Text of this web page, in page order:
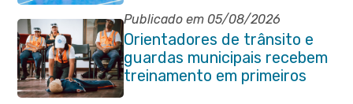
Publicado em 05/08/2026
Orientadores de trânsito e
guardas municipais recebem
treinamento em primeiros
socorros em Itaboraí